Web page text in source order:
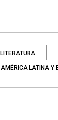
LITERATURA
AMÉRICA LATINA Y